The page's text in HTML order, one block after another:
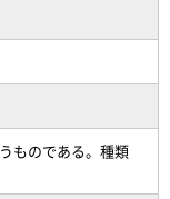
ものである。種類